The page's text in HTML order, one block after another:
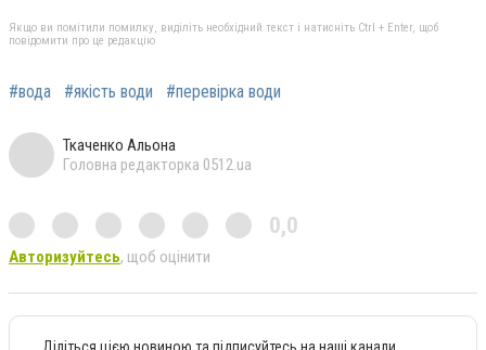
Якщо ви помітили помилку, виділіть необхідний текст і натисніть Ctrl + Enter, щоб
повідомити про це редакцію
#вода #якість води #перевірка води
Ткаченко Альона
Головна редакторка 0512.ua
0,0
Авторизуйтесь, щоб оцінити